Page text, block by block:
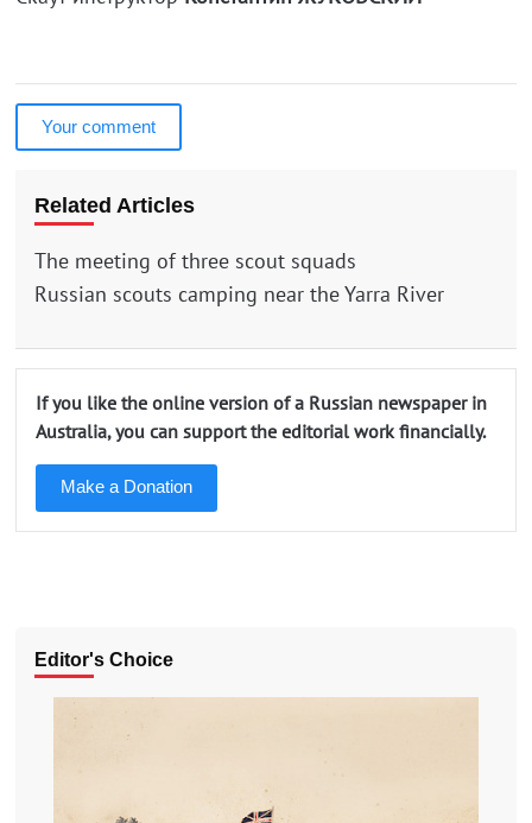
Your comment
Related Articles
The meeting of three scout squads
Russian scouts camping near the Yarra River
If you like the online version of a Russian newspaper in
Australia, you can support the editorial work financially.
Make a Donation
Editor's Choice